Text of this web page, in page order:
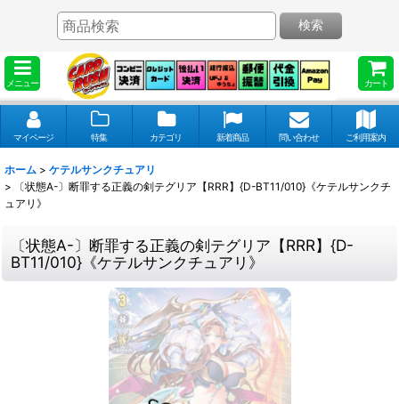
メニュー カート
検索
マイページ 特集 カテゴリ 新着商品 問い合わせ ご利用案内
ホーム > ケテルサンクチュアリ
>
〔状態A-〕断罪する正義の剣テグリア【RRR】{D-BT11/010}《ケテルサンクチ
ュアリ》
〔状態A-〕断罪する正義の剣テグリア【RRR】{D-
BT11/010}《ケテルサンクチュアリ》